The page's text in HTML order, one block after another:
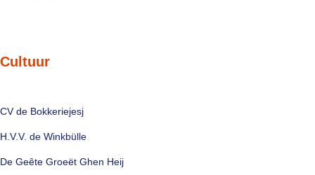
Cultuur
CV de Bokkeriejesj
H.V.V. de Winkbülle
De Geête Groeët Ghen Heij